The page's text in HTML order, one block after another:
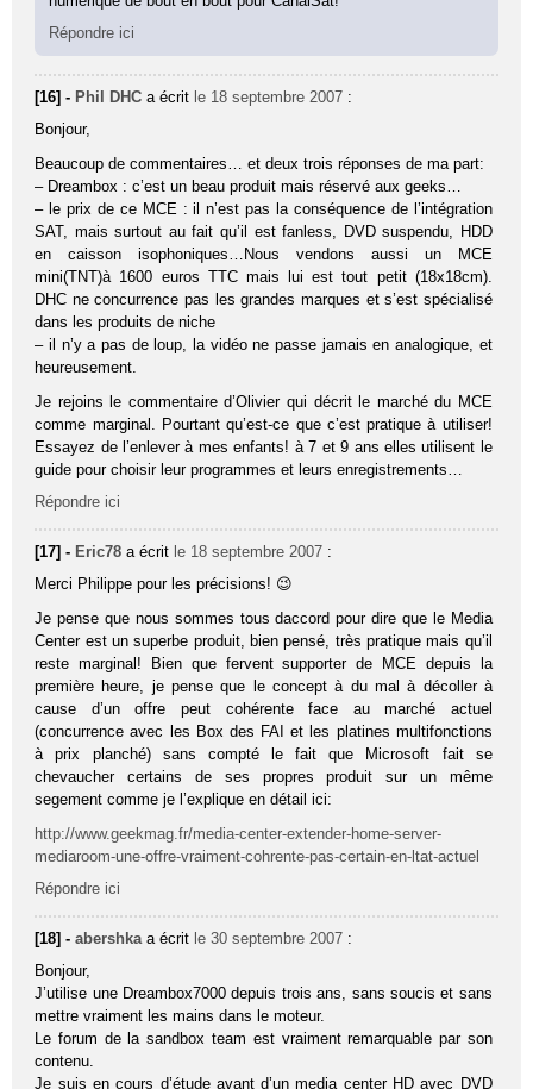
Répondre ici
[16] - Phil DHC a écrit le 18 septembre 2007 :
Bonjour,
Beaucoup de commentaires… et deux trois réponses de ma part:
– Dreambox : c’est un beau produit mais réservé aux geeks…
– le prix de ce MCE : il n’est pas la conséquence de l’intégration
SAT, mais surtout au fait qu’il est fanless, DVD suspendu, HDD
en caisson isophoniques…Nous vendons aussi un MCE
mini(TNT)à 1600 euros TTC mais lui est tout petit (18x18cm).
DHC ne concurrence pas les grandes marques et s’est spécialisé
dans les produits de niche
– il n’y a pas de loup, la vidéo ne passe jamais en analogique, et
heureusement.
Je rejoins le commentaire d’Olivier qui décrit le marché du MCE
comme marginal. Pourtant qu’est-ce que c’est pratique à utiliser!
Essayez de l’enlever à mes enfants! à 7 et 9 ans elles utilisent le
guide pour choisir leur programmes et leurs enregistrements…
Répondre ici
[17] - Eric78 a écrit le 18 septembre 2007 :
Merci Philippe pour les précisions! 😉
Je pense que nous sommes tous daccord pour dire que le Media
Center est un superbe produit, bien pensé, très pratique mais qu’il
reste marginal! Bien que fervent supporter de MCE depuis la
première heure, je pense que le concept à du mal à décoller à
cause d’un offre peut cohérente face au marché actuel
(concurrence avec les Box des FAI et les platines multifonctions
à prix planché) sans compté le fait que Microsoft fait se
chevaucher certains de ses propres produit sur un même
segement comme je l’explique en détail ici:
http://www.geekmag.fr/media-center-extender-home-server-
mediaroom-une-offre-vraiment-cohrente-pas-certain-en-ltat-actuel
Répondre ici
[18] -abershka a écrit le 30 septembre 2007 :
Bonjour,
J’utilise une Dreambox7000 depuis trois ans, sans soucis et sans
mettre vraiment les mains dans le moteur.
Le forum de la sandbox team est vraiment remarquable par son
contenu.
Je suis en cours d’étude avant d’un media center HD avec DVD